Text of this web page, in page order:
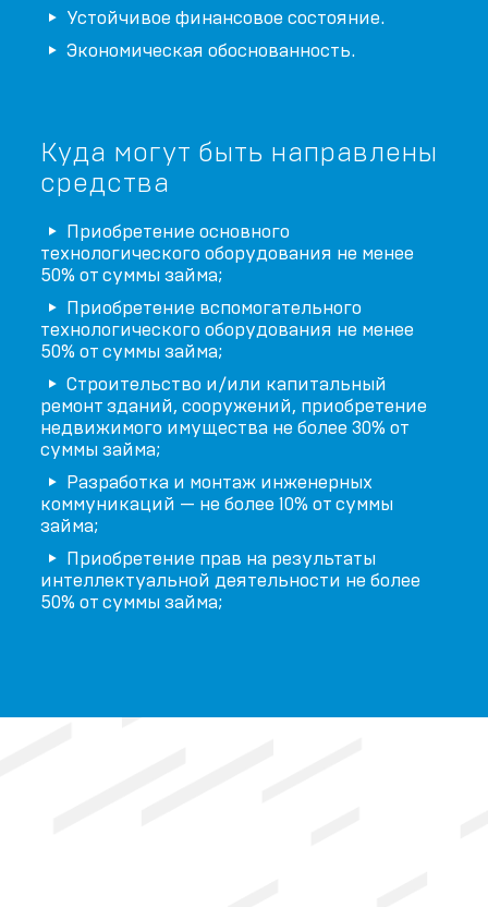
Устойчивое финансовое состояние.
Экономическая обоснованность.
Куда могут быть направлены
средства
Приобретение основного
технологического оборудования не менее
50% от суммы займа;
Приобретение вспомогательного
технологического оборудования не менее
50% от суммы займа;
Строительство и/или капитальный
ремонт зданий, сооружений, приобретение
недвижимого имущества не более 30% от
суммы займа;
Разработка и монтаж инженерных
коммуникаций — не более 10% от суммы
займа;
Приобретение прав на результаты
интеллектуальной деятельности не более
50% от суммы займа;